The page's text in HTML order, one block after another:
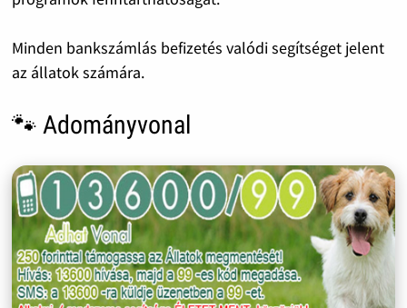
Minden bankszámlás befizetés valódi segítséget jelent
az állatok számára.
🐾 Adományvonal